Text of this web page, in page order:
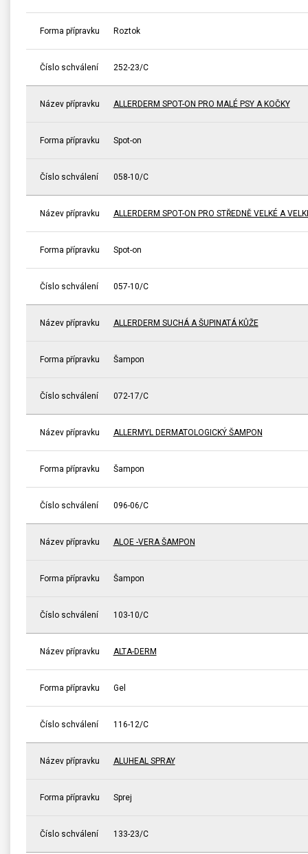
Forma přípravku Roztok
Číslo schválení 252-23/C
Název přípravku ALLERDERM SPOT-ON PRO MALÉ PSY A KOČKY
Forma přípravku Spot-on
Číslo schválení 058-10/C
Název přípravku ALLERDERM SPOT-ON PRO STŘEDNĚ VELKÉ A
Forma přípravku Spot-on
Číslo schválení 057-10/C
Název přípravku ALLERDERM SUCHÁ A ŠUPINATÁ KŮŽE
Forma přípravku Šampon
Číslo schválení 072-17/C
Název přípravku ALLERMYL DERMATOLOGICKÝ ŠAMPON
Forma přípravku Šampon
Číslo schválení 096-06/C
Název přípravku ALOE -VERA ŠAMPON
Forma přípravku Šampon
Číslo schválení 103-10/C
Název přípravku ALTA-DERM
Forma přípravku Gel
Číslo schválení 116-12/C
Název přípravku ALUHEAL SPRAY
Forma přípravku Sprej
Číslo schválení 133-23/C